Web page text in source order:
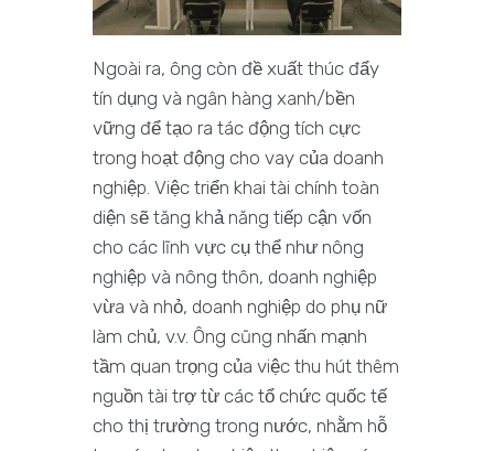
Ngoài ra, ông còn đề xuất thúc đẩy
tín dụng và ngân hàng xanh/bền
vững để tạo ra tác động tích cực
trong hoạt động cho vay của doanh
nghiệp. Việc triển khai tài chính toàn
diện sẽ tăng khả năng tiếp cận vốn
cho các lĩnh vực cụ thể như nông
nghiệp và nông thôn, doanh nghiệp
vừa và nhỏ, doanh nghiệp do phụ nữ
làm chủ, v.v. Ông cũng nhấn mạnh
tầm quan trọng của việc thu hút thêm
nguồn tài trợ từ các tổ chức quốc tế
cho thị trường trong nước, nhằm hỗ